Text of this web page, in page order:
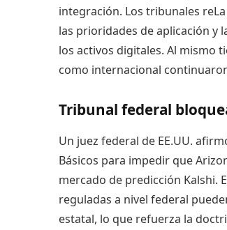
integración. Los tribunales re
las prioridades de aplicación y
los activos digitales. Al mismo
como internacional
Tribunal federal
Un juez federal de EE.UU.
Básicos para impedir que
mercado de predicción Kalshi.
reguladas a nivel federal
estatal, lo que refuerza la